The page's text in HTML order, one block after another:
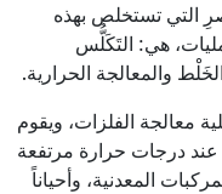
التي تستخلص بهذه
هي: التَكَلُّس
والمعالجة الحرارية.
معالجة الفلزات، ويقوم
درجات حرارة مرتفعة
المعدنية، وأحياناً